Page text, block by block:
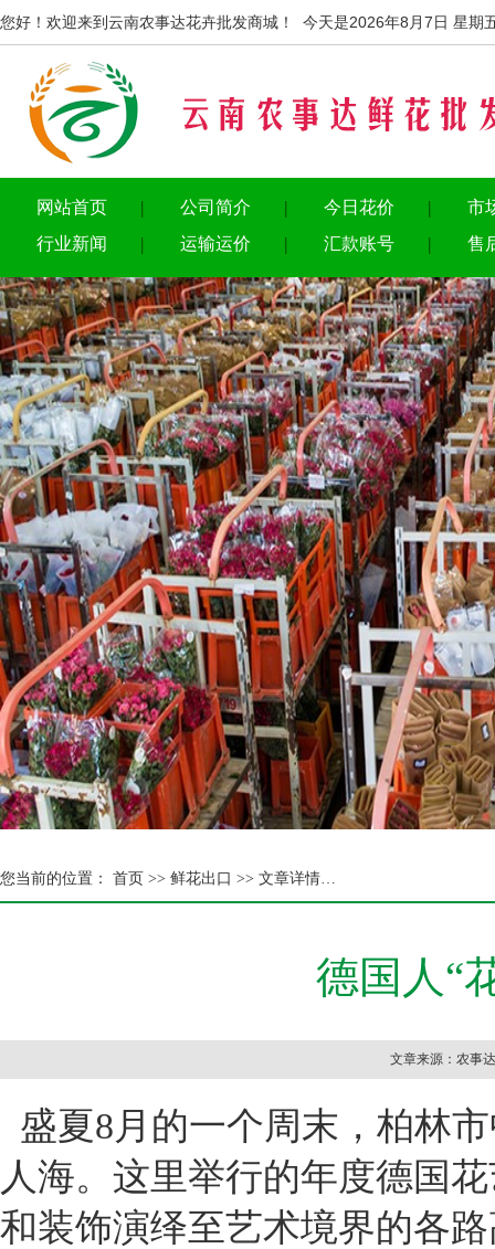
您好！欢迎来到云南农事达花卉批发商城！ 今天是2026年8月7日 星期
网站首页 公司简介 今日花价
市
行业新闻
运输运价 汇款账号 售
您当前的位置： 首页 >> 鲜花出口 >> 文章详情…
德国人“
文章来源：农事
盛夏8月的一个周末，柏林
人海。这里举行的年度德国
和装饰演绎至艺术境界的各